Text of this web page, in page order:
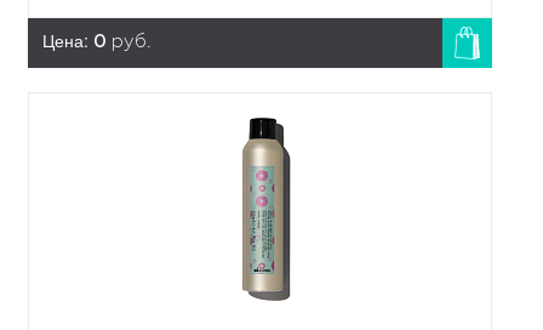
Цена: 0 руб.